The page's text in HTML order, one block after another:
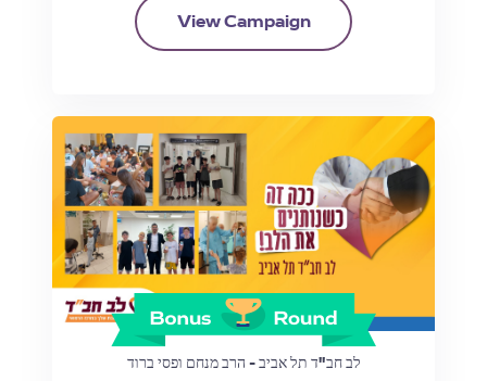
View Campaign
לב חב"ד תל אביב - הרב מנחם ופסי ברוד